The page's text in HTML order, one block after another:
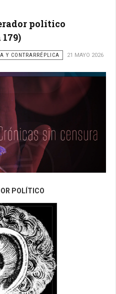
político
Y CONTRARRÉPLICA 21 MAYO 2026
POLÍTICO